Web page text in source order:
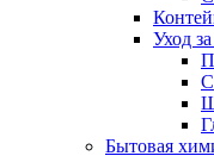
Уход
Бытовая